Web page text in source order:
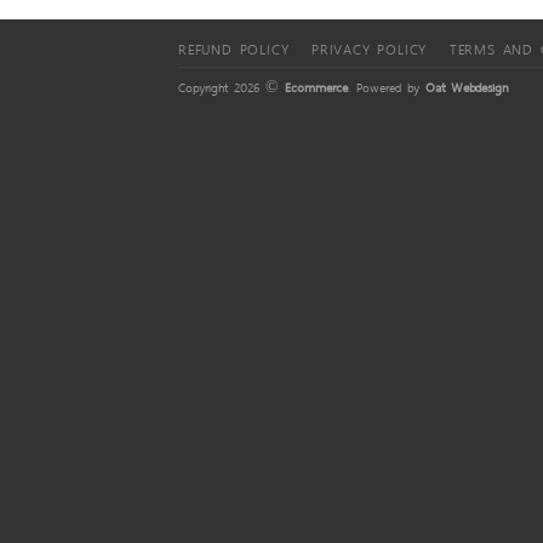
REFUND POLICY PRIVACY POLICY TERMS AND
Copyright 2026 © Ecommerce. Powered by Oat Webdesign